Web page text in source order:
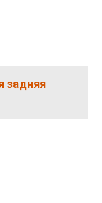
задняя